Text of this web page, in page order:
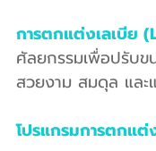
การตกแต่งเลเบีย
ศัลยกรรมเพื่อปรับข
สวยงาม สมดุล แล
โปรแกรมการตกแต่